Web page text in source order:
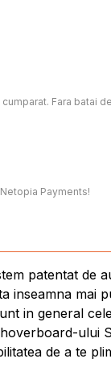
Fara batai
Payments!
patentat de
inseamna mai
in general
ului
de a te